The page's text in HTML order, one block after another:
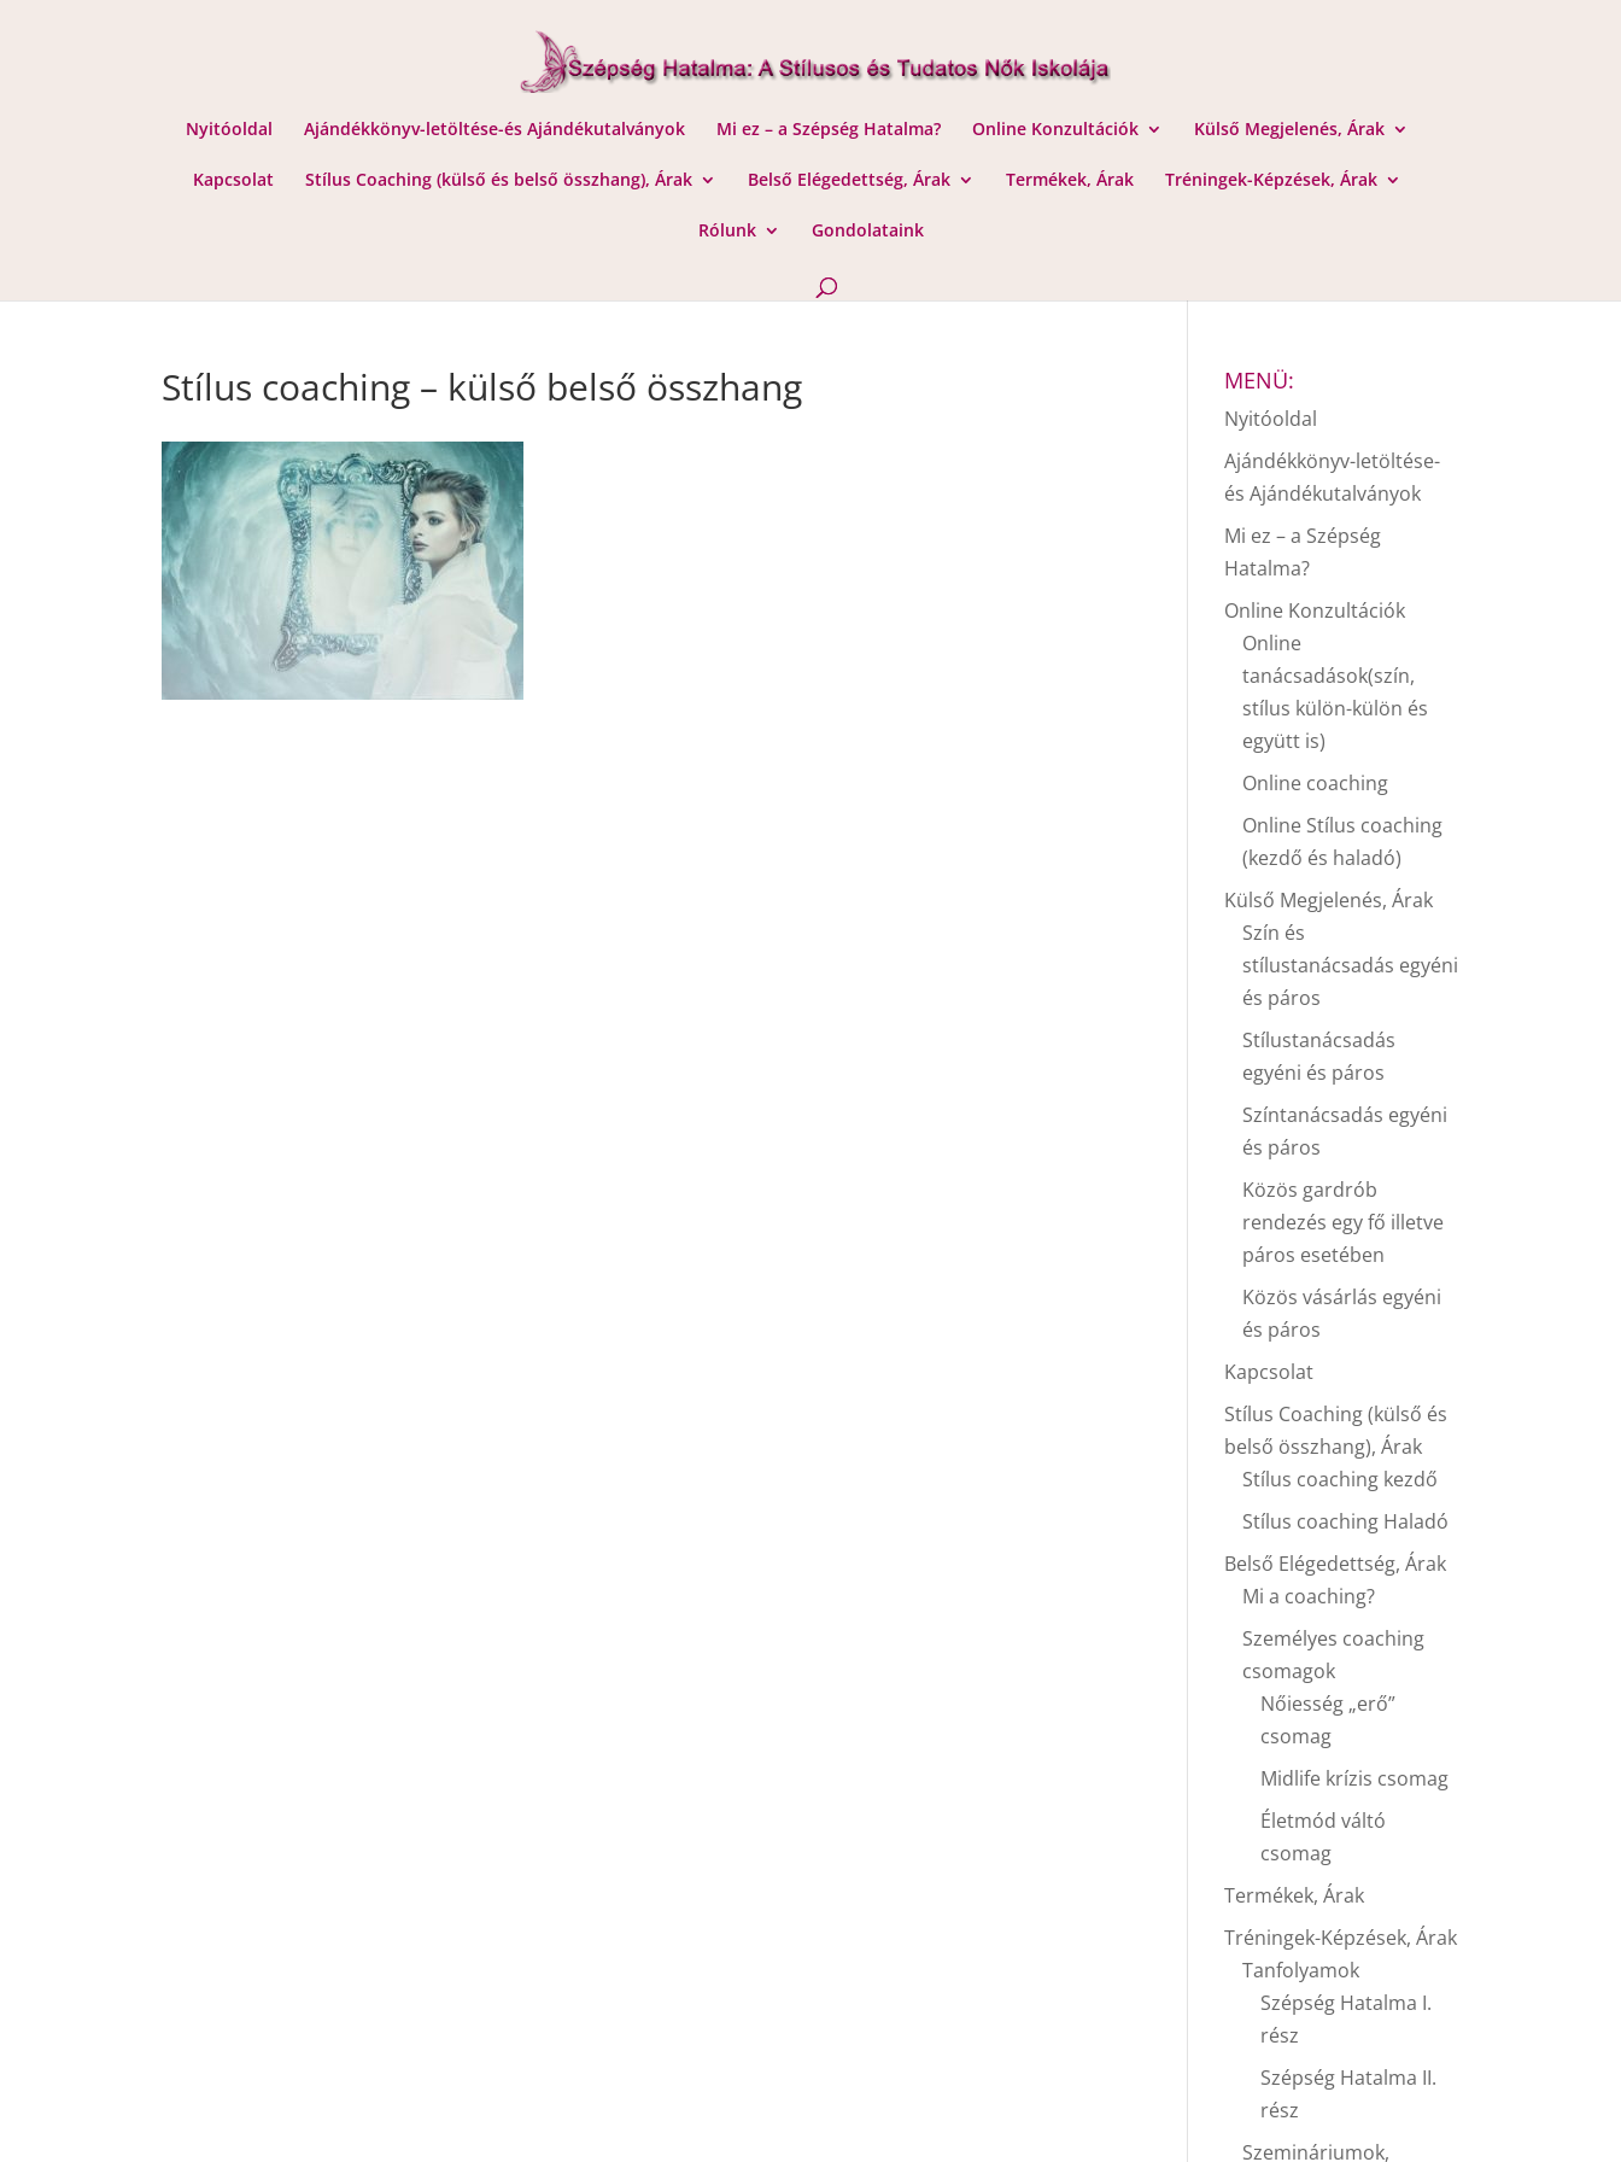
Nyitóoldal Ajándékkönyv-letöltése-és Ajándékutalványok Mi ez – a Szépség Hatalma? Online Konzultációk Külső Megjelenés, Árak
Kapcsolat Stílus Coaching (külső és belső összhang), Árak Belső Elégedettség, Árak Termékek, Árak Tréningek-Képzések, Árak
Rólunk Gondolataink
Stílus coaching – külső belső összhang MENÜ:
Nyitóoldal
Ajándékkönyv-letöltése-
és Ajándékutalványok
Mi ez – a Szépség
Hatalma?
Online Konzultációk
Online
tanácsadások(szín,
stílus külön-külön és
együtt is)
Online coaching
Online Stílus coaching
(kezdő és haladó)
Külső Megjelenés, Árak
Szín és
stílustanácsadás egyéni
és páros
Stílustanácsadás
egyéni és páros
Színtanácsadás egyéni
és páros
Közös gardrób
rendezés egy fő illetve
páros esetében
Közös vásárlás egyéni
és páros
Kapcsolat
Stílus Coaching (külső és
belső összhang), Árak
Stílus coaching kezdő
Stílus coaching Haladó
Belső Elégedettség, Árak
Mi a coaching?
Személyes coaching
csomagok
Nőiesség „erő”
csomag
Midlife krízis csomag
Életmód váltó
csomag
Termékek, Árak
Tréningek-Képzések, Árak
Tanfolyamok
Szépség Hatalma I.
rész
Szépség Hatalma II.
rész
Szemináriumok,